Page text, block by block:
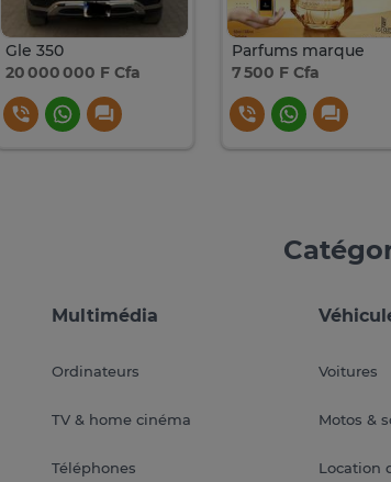
Gle 350
20 000 000 F Cfa
Parfums marque
7 500 F Cfa
Multimédia
Ordinateurs
TV & home cinéma
Téléphones
Voitures
Motos &
Location